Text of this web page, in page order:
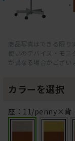
商品写真はできる限り
使いのデバイス・モ
が異なる場合がござい
カラーを選択
座：11/penny×背